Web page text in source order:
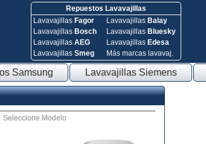
Repuestos Lavavajillas
Lavavajillas Fagor
Lavavajillas Bosch
Lavavajillas AEG
Lavavajillas Smeg
Lavavajillas Balay
Lavavajillas Bluesky
Lavavajillas Edesa
Más marcas lavavaj.
Samsung Lavavajillas Siemens
Seleccione Modelo